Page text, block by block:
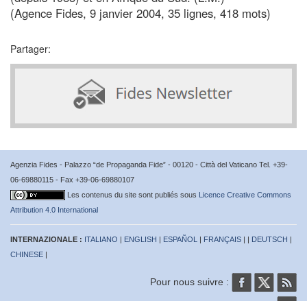
(Agence Fides, 9 janvier 2004, 35 lignes, 418 mots)
Partager:
Agenzia Fides - Palazzo “de Propaganda Fide” - 00120 - Città del Vaticano Tel. +39-
06-69880115 - Fax +39-06-69880107
Les contenus du site sont publiés sous Licence Creative Commons
Attribution 4.0 International
INTERNAZIONALE : ITALIANO | ENGLISH | ESPAÑOL | FRANÇAIS | | DEUTSCH |
CHINESE |
Pour nous suivre :